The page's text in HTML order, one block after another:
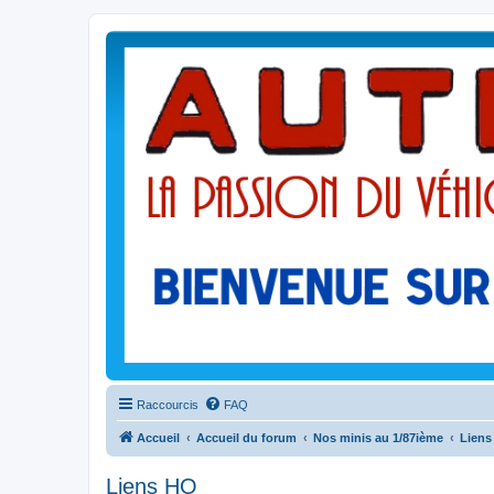
Raccourcis FAQ
Accueil Accueil du forum Nos minis au 1/87ième Liens
Liens HO